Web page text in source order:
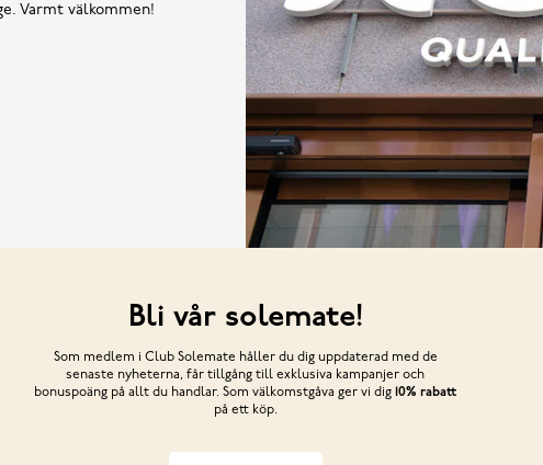
Varmt välkommen!
Bli vår solemate!
Som medlem i Club Solemate håller du dig uppdaterad med de
senaste nyheterna, får tillgång till exklusiva kampanjer och
bonuspoäng på allt du handlar. Som välkomstgåva ger vi dig 10% rabatt
på ett köp.